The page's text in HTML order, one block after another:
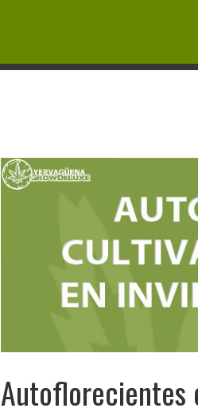
Autoflorecientes